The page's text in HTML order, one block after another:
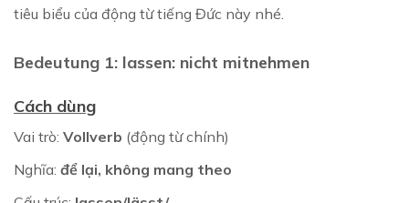
tiêu biểu của động từ tiếng Đức này nhé.
Bedeutung 1: lassen: nicht mitnehmen
Cách dùng
Vai trò: Vollverb (động từ chính)
Nghĩa: để lại, không mang theo